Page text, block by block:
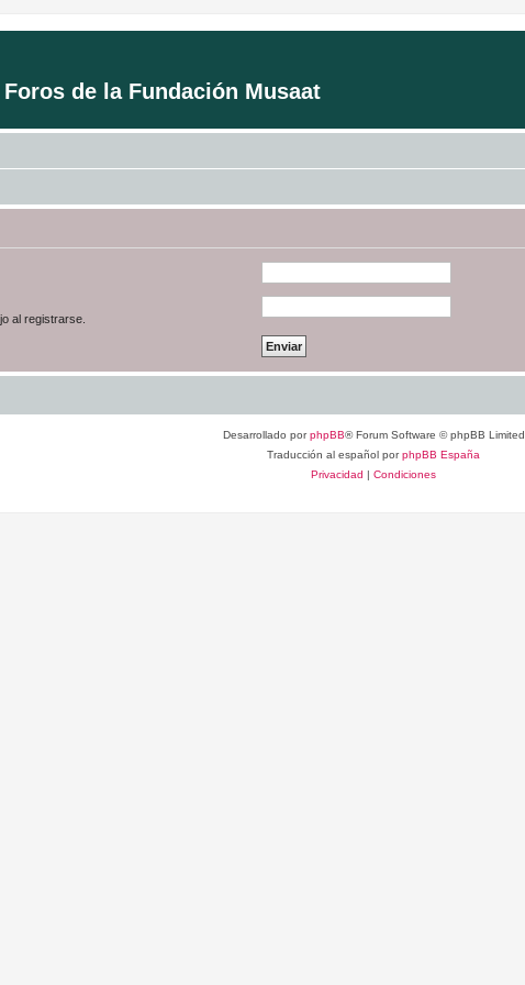
Foros de la Fundación Musaat
al registrarse.
Desarrollado porphpBB® Forum Software © phpBB Limited
Traducción al español porphpBB España
Privacidad | Condiciones